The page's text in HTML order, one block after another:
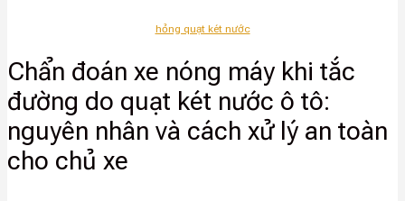
hỏng quạt két nước
Chẩn đoán xe nóng máy khi tắc
đường do quạt két nước ô tô:
nguyên nhân và cách xử lý an toàn
cho chủ xe